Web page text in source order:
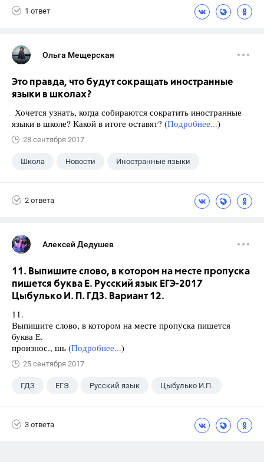
1 ответ
Ольга Мещерская
Это правда, что будут сокращать иностранные
языки в школах?
Хочется узнать, когда собираются сократить иностранные
языки в школе? Какой в итоге оставят? (Подробнее...)
28 сентября 2017
Школа Новости Иностранные языки
2 ответа
Алексей Дедушев
11. Выпишите слово, в котором на месте пропуска
пишется буква Е. Русский язык ЕГЭ-2017
Цыбулько И. П. ГДЗ. Вариант 12.
11.
Выпишите слово, в котором на месте пропуска пишется
буква Е.
произнос., шь (Подробнее...)
25 сентября 2017
ГДЗ ЕГЭ Русский язык Цыбулько И.П.
3 ответа